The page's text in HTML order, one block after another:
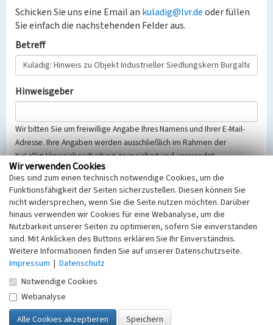
Schicken Sie uns eine Email an kuladig@lvr.deoder füllen
Sie einfach die nachstehenden Felder aus.
Betreff
Hinweisgeber
Wir bitten Sie um freiwillige Angabe Ihres Namens und Ihrer E-Mail-
Adresse. Ihre Angaben werden ausschließlich im Rahmen der
KuLaDig-Hinweisbearbeitung gespeichert und verwendet.
Selbstverständlich werden diese entsprechend der Vorschriften des
Telemediengesetzes, des Datenschutzgesetzes NRW und der seit
dem 25.05.2018 gültigen Europäischen Datenschutzgrundverordnung
(EU-DSGVO) vertraulich behandelt, beachten Sie bitte unsere
Hinweise zumDatenschutz
Nachricht
SicherheitsabfrageTragen Sie unten das Rechenergebnis aus der
Wir verwenden Cookies
Dies sind zum einen technisch notwendige Cookies, um die
Funktionsfähigkeit der Seiten sicherzustellen. Diesen können Sie
nicht widersprechen, wenn Sie die Seite nutzen möchten. Darüber
hinaus verwenden wir Cookies für eine Webanalyse, um die
Nutzbarkeit unserer Seiten zu optimieren, sofern Sie einverstanden
sind. Mit Anklicken des Buttons erklären Sie Ihr Einverständnis.
Weitere Informationen finden Sie auf unserer Datenschutzseite.
Impressum | Datenschutz
Notwendige Cookies
Webanalyse